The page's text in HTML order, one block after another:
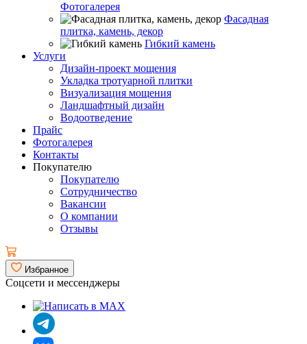
Фотогалерея
Фасадная
плитка, камень, декор
Гибкий камень
Услуги
Дизайн-проект мощения
Укладка тротуарной плитки
Визуализация мощения
Ландшафтный дизайн
Водоотведение
Прайс
Фотогалерея
Контакты
Покупателю
Покупателю
Сотрудничество
Вакансии
О компании
Отзывы
Избранное
Соцсети и мессенджеры